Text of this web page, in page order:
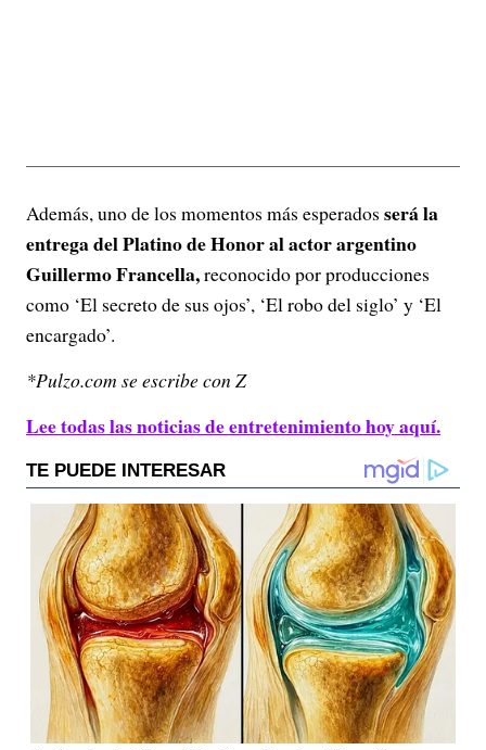
Además, uno de los momentos más esperados será la
entrega del Platino de Honor al actor argentino
Guillermo Francella,reconocido por producciones
como ‘El secreto de sus ojos’, ‘El robo del siglo’ y ‘El
encargado’.
*Pulzo.com se escribe con Z
Lee todas las noticias de entretenimiento hoy aquí.